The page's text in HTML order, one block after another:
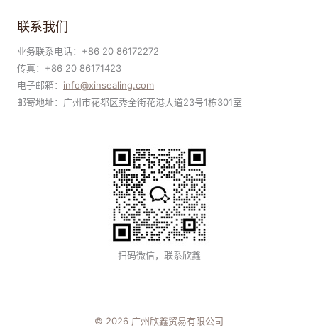
联系我们
业务联系电话：+86 20 86172272
传真：+86 20 86171423
电子邮箱： info@xinsealing.com
邮寄地址：广州市花都区秀全街花港大道23号1栋301室
扫码微信，联系欣鑫
© 2026 广州欣鑫贸易有限公司